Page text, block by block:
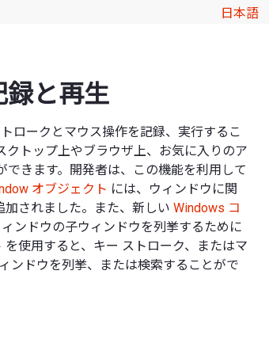
日本語
録と再生
ロークとマウス操作を記録、実行するこ
トップ上やブラウザ上、お気に入りのア
きます。開発者は、この機能を利用して
オブジェクト には、ウィンドウに関
されました。また、新しい Windows コ
ンドウの子ウィンドウを列挙するために
を使用すると、キー ストローク、またはマ
ンドウを列挙、または検索することがで